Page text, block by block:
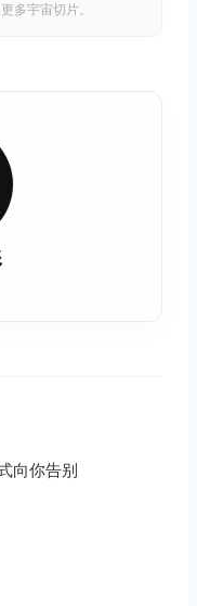
多宇宙切片。
向你告别